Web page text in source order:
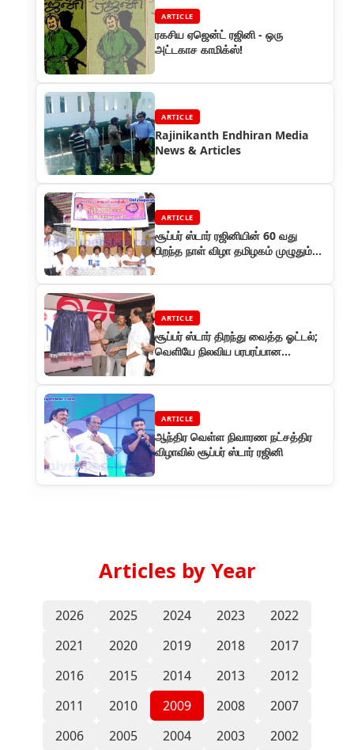
ARTICLE
ரகசிய ஏஜென்ட் ரஜினி - ஒரு
அட்டகாச காமிக்ஸ்!
ARTICLE
Rajinikanth Endhiran Media
News & Articles
ARTICLE
சூப்பர் ஸ்டார் ரஜினியின் 60 வது
பிறந்த நாள் விழா தமிழகம் முழுதும்
ARTICLE
சூப்பர் ஸ்டார் திறந்து வைத்த ஓட்டல்;
வெளியே நிலவிய பரபரப்பான
ARTICLE
ஆந்திர வெள்ள நிவாரண நட்சத்திர
விழாவில் சூப்பர் ஸ்டார் ரஜினி
Articles by Year
2026 2025 2024 2023
2022
2021
2020 2019 2018
2017
2016
2015 2014 2013
2012
2011
2010 2009 2008
2007
2006
2005 2004 2003 2002